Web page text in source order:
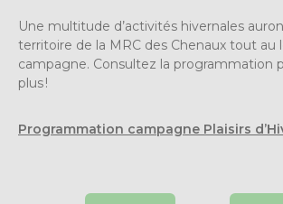
Une multitude d’activités hivernales
territoire de la MRC des Chenaux tout au
campagne. Consultez la programmation
plus !
Programmation campagne Plaisirs